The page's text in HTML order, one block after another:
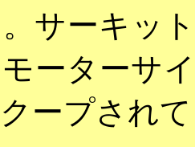
サーキッ
ーターサ
ープされ